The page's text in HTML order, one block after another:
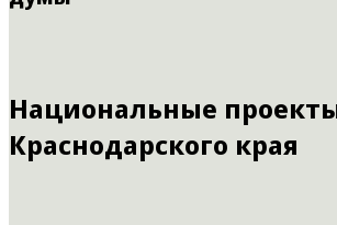
Национальные
Краснодарского края